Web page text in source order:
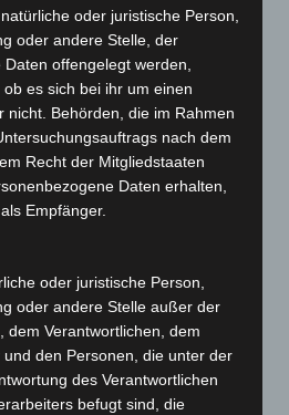
oder juristische Person,
oder andere Stelle, der
offengelegt werden,
es sich bei ihr um einen
nicht. Behörden, die im Rahmen
nach dem
Recht der Mitgliedstaaten
Daten erhalten,
Empfänger.
oder juristische Person,
oder andere Stelle außer der
dem Verantwortlichen, dem
den Personen, die unter der
des Verantwortlichen
befugt sind, die